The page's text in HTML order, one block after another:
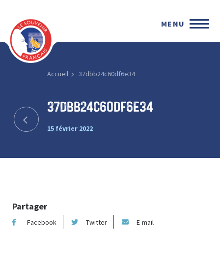
MENU
Accueil 37dbb24c60df6e34
37dbb24c60df6e34
15 février 2022
Partager
Facebook Twitter E-mail